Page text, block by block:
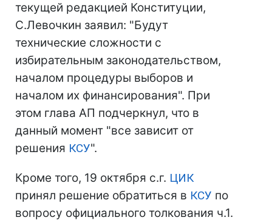
текущей редакцией Конституции,
С.Левочкин заявил: "Будут
технические сложности с
избирательным законодательством,
началом процедуры выборов и
началом их финансирования". При
этом глава АП подчеркнул, что в
данный момент "все зависит от
решения КСУ".
Кроме того, 19 октября с.г. ЦИК
принял решение обратиться в КСУ по
вопросу официального толкования ч.1.